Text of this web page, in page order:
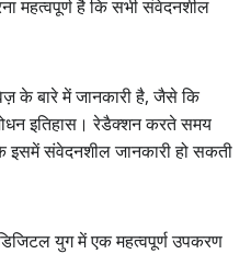
महत्वपूर्ण है कि सभी संवेदनशील
के बारे में जानकारी है, जैसे कि
इतिहास। रेडैक्शन करते समय
इसमें संवेदनशील जानकारी हो सकती
युग में एक महत्वपूर्ण उपकरण